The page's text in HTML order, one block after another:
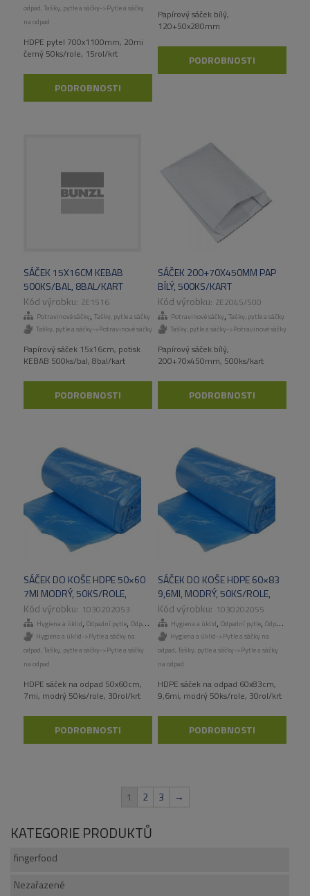
odpad Tašky, pytle a sáčky->Pytle a sáčky
na odpad
HDPE pytel 700x1100mm, 20mi
černý 50ks/role, 15rol/krt
PODROBNOSTI
Papírový sáček bílý,
120+50x280mm
PODROBNOSTI
SÁČEK 15X16CM KEBAB
500KS/BAL, 8BAL/KART
ZE1516
Potravinové sáčky, Tašky, pytle a sáčky
Tašky, pytle a sáčky->Potravinové sáčky
Papírový sáček 15x16cm, potisk
KEBAB 500ks/bal, 8bal/kart
PODROBNOSTI
SÁČEK 200+70X450MM PAP
BÍLÝ, 500KS/KART
ZE2045/500
Potravinové sáčky, Tašky, pytle a sáčky
Tašky, pytle a sáčky->Potravinové sáčky
Papírový sáček bílý,
200+70x450mm, 500ks/kart
PODROBNOSTI
SÁČEK DO KOŠE HDPE 50×60
7MI MODRÝ, 50KS/ROLE,
30ROL/KART 1030202053
Hygiena a úklid, Odpadní pytle, Odpadní pytle ,Tašky, pytle a sáčky
Hygiena a úklid->Pytle a sáčky na
odpad Tašky, pytle a sáčky->Pytle a sáčky
na odpad
HDPE sáček na odpad 50x60cm,
7mi, modrý 50ks/role, 30rol/krt
PODROBNOSTI
SÁČEK DO KOŠE HDPE 60×83
9,6MI, MODRÝ, 50KS/ROLE,
30ROL/KART 1030202055
Hygiena a úklid, Odpadní pytle, Odpadní pytle
Hygiena a úklid->Pytle a sáčky na
odpad Tašky, pytle a sáčky->Pytle a sáčky
na odpad
HDPE sáček na odpad 60x83cm,
9,6mi, modrý 50ks/role, 30rol/krt
PODROBNOSTI
1 2 3 →
KATEGORIE PRODUKTŮ
fingerfood
Nezařazené